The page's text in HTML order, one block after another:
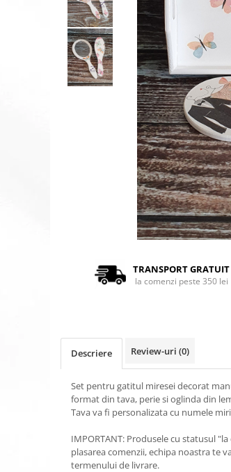
TRANSPORT GRATUIT
la comenzi peste 350 lei
Descriere Review-uri (0)
Set pentru gatitul miresei decorat
format din tava, perie si oglinda din
Tava va fi personalizata cu numele
IMPORTANT: Produsele cu statusul
plasarea comenzii, echipa noastra te
termenului de livrare.